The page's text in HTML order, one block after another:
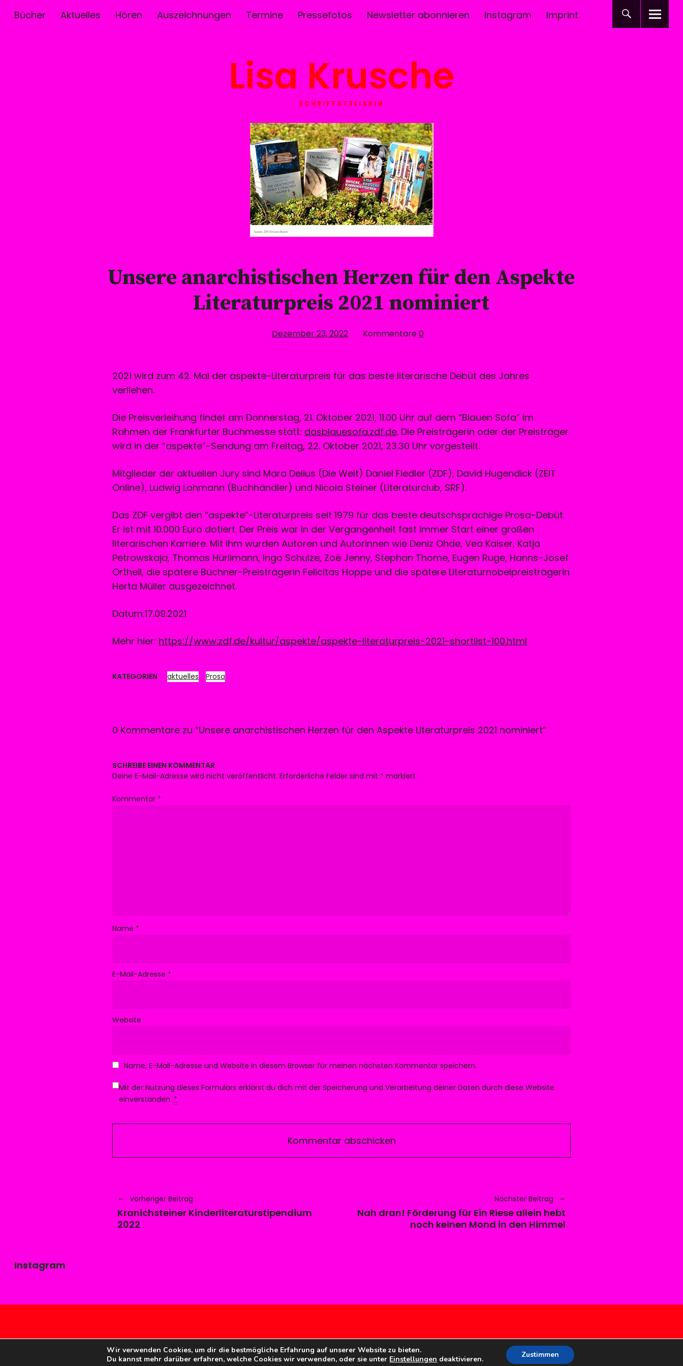
Bücher Aktuelles Hören Auszeichnungen Termine Pressefotos Newsletter abonnieren Instagram Imprint
Lisa Krusche
SCHRIFTSTELLERIN
Unsere anarchistischen Herzen für den Aspekte
Literaturpreis 2021 nominiert
Dezember 23, 2022 Kommentare0
2021 wird zum 42. Mal der aspekte-Literaturpreis für das beste literarische Debüt des Jahres
verliehen.
Die Preisverleihung findet am Donnerstag, 21. Oktober 2021, 11.00 Uhr auf dem “Blauen Sofa” im
Rahmen der Frankfurter Buchmesse statt: dasblauesofa.zdf.de. Die Preisträgerin oder der Preisträger
wird in der “aspekte”-Sendung am Freitag, 22. Oktober 2021, 23.30 Uhr vorgestellt.
Mitglieder der aktuellen Jury sind Mara Delius (Die Welt) Daniel Fiedler (ZDF), David Hugendick (ZEIT
Online), Ludwig Lohmann (Buchhändler) und Nicola Steiner (Literaturclub, SRF).
Das ZDF vergibt den “aspekte”-Literaturpreis seit 1979 für das beste deutschsprachige Prosa-Debüt.
Er ist mit 10.000 Euro dotiert. Der Preis war in der Vergangenheit fast immer Start einer großen
literarischen Karriere. Mit ihm wurden Autoren und Autorinnen wie Deniz Ohde, Vea Kaiser, Katja
Petrowskaja, Thomas Hürlimann, Ingo Schulze, Zoë Jenny, Stephan Thome, Eugen Ruge, Hanns-Josef
Ortheil, die spätere Büchner-Preisträgerin Felicitas Hoppe und die spätere Literaturnobelpreisträgerin
Herta Müller ausgezeichnet.
Datum:17.09.2021
Mehr hier: https://www.zdf.de/kultur/aspekte/aspekte-literaturpreis-2021-shortlist-100.html
KATEGORIEN aktuelles Prosa
0 Kommentare zu “Unsere anarchistischen Herzen für den Aspekte Literaturpreis 2021 nominiert”
SCHREIBE EINEN KOMMENTAR
Deine E-Mail-Adresse wird nicht veröffentlicht. Erforderliche Felder sind mit * markiert
Kommentar *
Name *
E-Mail-Adresse *
Website
Name, E-Mail-Adresse und Website in diesem Browser für meinen nächsten Kommentar speichern.
Mit der Nutzung dieses Formulars erklärst du dich mit der Speicherung und Verarbeitung deiner Daten durch diese Website
einverstanden.*
Vorheriger Beitrag
Kranichsteiner Kinderliteraturstipendium
2022
Nächster Beitrag
Nah dran! Förderung für Ein Riese allein hebt
noch keinen Mond in den Himmel
Instagram
Copyright © 2024 Lisa KruscheWir verwenden Cookies, um dir die bestmögliche Erfahrung auf unserer Website zu bieten.
Du kannst mehr darüber erfahren, welche Cookies wir verwenden, oder sie unter Einstellungen deaktivieren. Zustimmen